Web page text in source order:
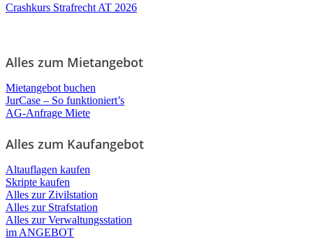
Crashkurs Strafrecht AT 2026
Alles zum Mietangebot
Mietangebot buchen
JurCase – So funktioniert’s
AG-Anfrage Miete
Alles zum Kaufangebot
Altauflagen kaufen
Skripte kaufen
Alles zur Zivilstation
Alles zur Strafstation
Alles zur Verwaltungsstation
im ANGEBOT